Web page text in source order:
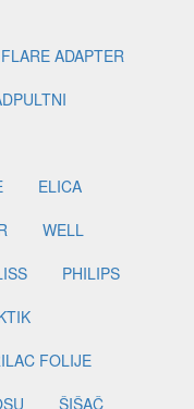
FLARE ADAPTER
ELICA
WELL
PHILIPS
FOLIJE
ŠIŠAČ